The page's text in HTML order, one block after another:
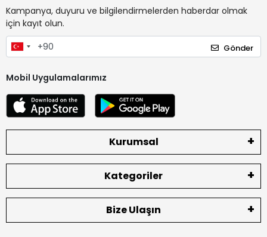
Kampanya, duyuru ve bilgilendirmelerden haberdar olmak
için kayıt olun.
Gönder
Mobil Uygulamalarımız
Kurumsal
Kategoriler
Bize Ulaşın